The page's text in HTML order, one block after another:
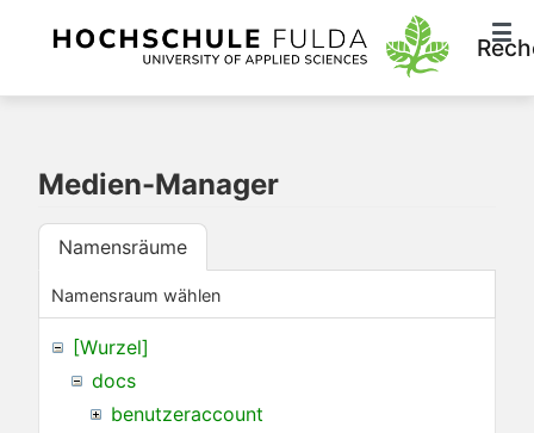
Medien-Manager
Namensräume
Namensraum wählen
[Wurzel]
docs
benutzeraccount